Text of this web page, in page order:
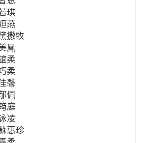
琪
燕
撒牧
鳳
柔
柔
馨
佩
庭
凌
惠珍